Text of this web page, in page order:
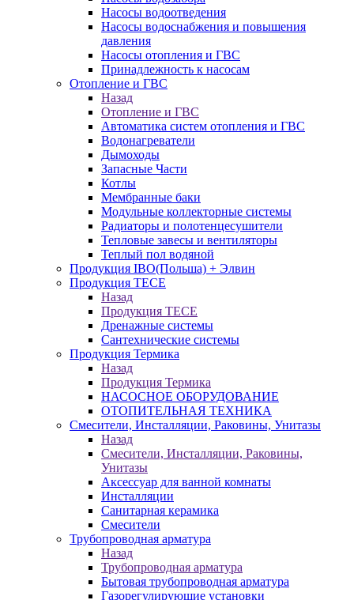
Насосы водоотведения
Насосы водоснабжения и повышения
давления
Насосы отопления и ГВС
Принадлежность к насосам
Отопление и ГВС
Назад
Отопление и ГВС
Автоматика систем отопления и ГВС
Водонагреватели
Дымоходы
Запасные Части
Котлы
Мембранные баки
Модульные коллекторные системы
Радиаторы и полотенцесушители
Тепловые завесы и вентиляторы
Теплый пол водяной
Продукция IBO(Польша) + Элвин
Продукция TECE
Назад
Продукция TECE
Дренажные системы
Сантехнические системы
Продукция Термика
Назад
Продукция Термика
НАСОСНОЕ ОБОРУДОВАНИЕ
ОТОПИТЕЛЬНАЯ ТЕХНИКА
Смесители, Инсталляции, Раковины, Унитазы
Назад
Смесители, Инсталляции, Раковины,
Унитазы
Аксессуар для ванной комнаты
Инсталляции
Санитарная керамика
Смесители
Трубопроводная арматура
Назад
Трубопроводная арматура
Бытовая трубопроводная арматура
Газорегулирующие установки